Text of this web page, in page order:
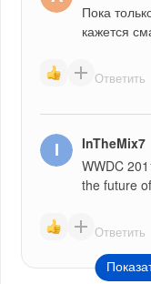
Пока
кажется
Ответить
InTheMix7
WWDC
the future
Ответить